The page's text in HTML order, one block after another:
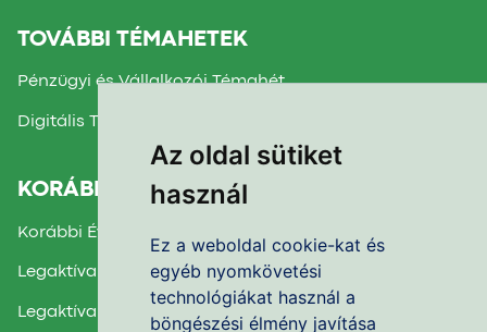
Az oldal sütiket
használ
Ez a weboldal cookie-kat és
egyéb nyomkövetési
technológiákat használ a
böngészési élmény javítása
TOVÁBBI TÉMAHETEK
Pénzügyi és Vállalkozói Témahét
Digitális Témahét
KORÁBBI TÉMAHETEK
Korábbi Évek Beszámolói
Legaktívabb Iskola díj 2025.
Legaktívabb Iskola díj 2024.